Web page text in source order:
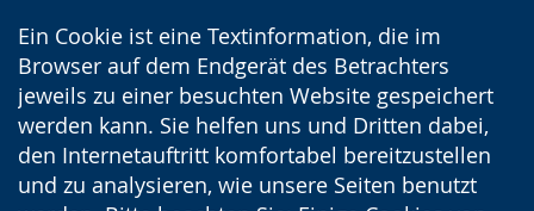
Ein Cookie ist eine Textinformation, die im
Browser auf dem Endgerät des Betrachters
jeweils zu einer besuchten Website gespeichert
werden kann. Sie helfen uns und Dritten dabei,
den Internetauftritt komfortabel bereitzustellen
und zu analysieren, wie unsere Seiten benutzt